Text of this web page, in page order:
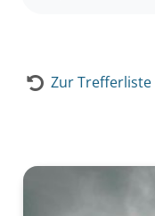
Zur Trefferliste